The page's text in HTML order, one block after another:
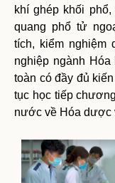
khí ghép khối
quang phổ tử
tích, kiểm nghiệm
nghiệp ngành
toàn có đầy đủ
tục học tiếp
nước về Hóa dược